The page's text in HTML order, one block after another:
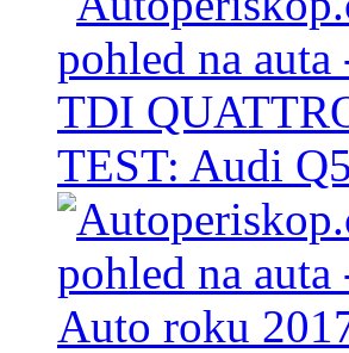
TEST: Audi